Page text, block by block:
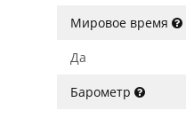
Мировое время
Да
Барометр